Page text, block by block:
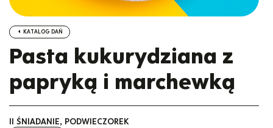
KATALOG DAŃ
Pasta kukurydziana z
papryką i marchewką
II ŚNIADANIE, PODWIECZOREK